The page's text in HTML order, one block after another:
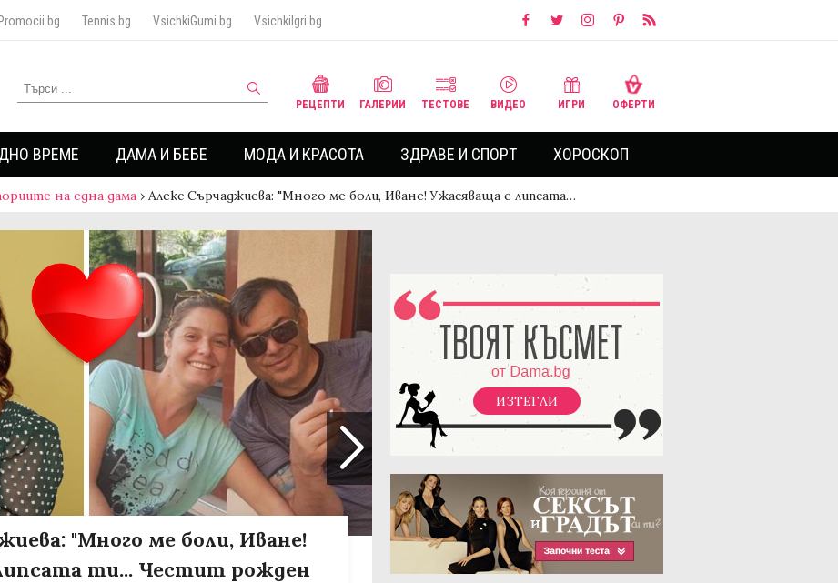
Tennis.bg VsichkiGumi.bg VsichkiIgri.bg
РЕЦЕПТИ ГАЛЕРИИ ТЕСТОВЕ ВИДЕО ИГРИ ОФЕРТИ
ВРЕМЕ ДАМА И БЕБЕ МОДА И КРАСОТА ЗДРАВЕ И СПОРТ ХОРОСКОП
на една дама › Алекс Сърчаджиева: "Много ме боли, Иване! Ужасяваща е липсата…
"Много ме боли, Иване!
ти... Честит рожден
ИЗТЕГЛИ